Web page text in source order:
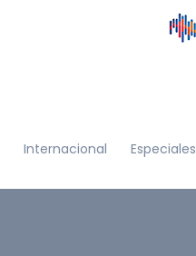
Internacional Especiales